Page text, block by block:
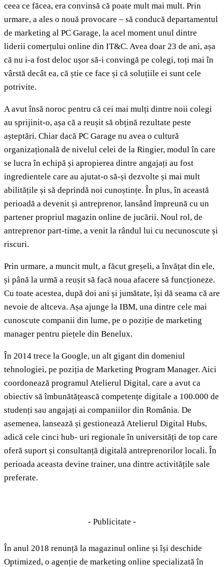
ceea ce făcea, era convinsă că poate mult mai mult. Prin
urmare, a ales o nouă provocare – să conducă departamentul
de marketing al PC Garage, la acel moment unul dintre
liderii comerțului online din IT&C. Avea doar 23 de ani, așa
că nu i-a fost deloc ușor să-i convingă pe colegi, toți mai în
vârstă decât ea, că știe ce face și că soluțiile ei sunt cele
potrivite.
A avut însă noroc pentru că cei mai mulți dintre noii colegi
au sprijinit-o, așa că a reușit să obțină rezultate peste
așteptări. Chiar dacă PC Garage nu avea o cultură
organizațională de nivelul celei de la Ringier, modul în care
se lucra în echipă și apropierea dintre angajați au fost
ingredientele care au ajutat-o să-și dezvolte și mai mult
abilitățile și să deprindă noi cunoștințe. În plus, în această
perioadă a devenit și antreprenor, lansând împreună cu un
partener propriul magazin online de jucării. Noul rol, de
antreprenor part-time, a venit la rândul lui cu necunoscute și
riscuri.
Prin urmare, a muncit mult, a făcut greșeli, a învățat din ele,
și până la urmă a reușit să facă noua afacere să funcționeze.
Cu toate acestea, după doi ani și jumătate, își dă seama că are
nevoie de altceva. Așa ajunge la IBM, una dintre cele mai
cunoscute companii din lume, pe o poziție de marketing
manager pentru piețele din Benelux.
În 2014 trece la Google, un alt gigant din domeniul
tehnologiei, pe poziția de Marketing Program Manager. Aici
coordonează programul Atelierul Digital, care a avut ca
obiectiv să îmbunătățească competențe digitale a 100.000 de
studenți sau angajați ai companiilor din România. De
asemenea, lansează și gestionează Atelierul Digital Hubs,
adică cele cinci hub- uri regionale în universități de top care
oferă suport și consultanță digitală antreprenorilor locali. În
perioada aceasta devine trainer, una dintre activitățile sale
preferate.
- Publicitate -
În anul 2018 renunță la magazinul online și își deschide
Optimized, o agenție de marketing online specializată în